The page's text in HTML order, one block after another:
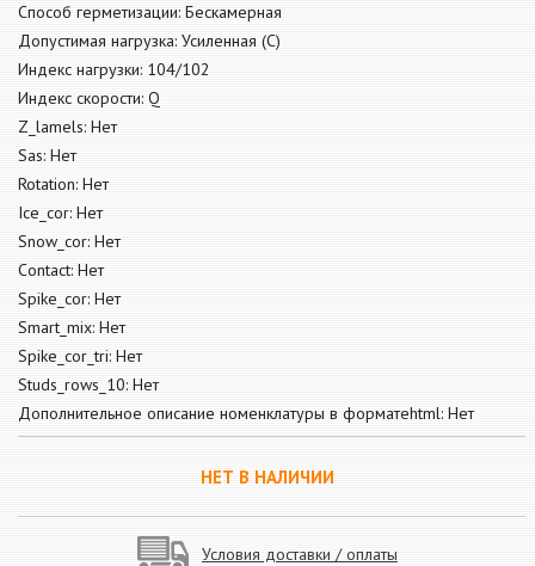
Способ герметизации: Бескамерная
Допустимая нагрузка: Усиленная (С)
Индекс нагрузки: 104/102
Индекс скорости: Q
Z_lamels: Нет
Sas: Нет
Rotation: Нет
Ice_cor: Нет
Snow_cor: Нет
Contact: Нет
Spike_cor: Нет
Smart_mix: Нет
Spike_cor_tri: Нет
Studs_rows_10: Нет
Дополнительное описание номенклатуры в форматеhtml: Нет
НЕТ В НАЛИЧИИ
Условия доставки / оплаты